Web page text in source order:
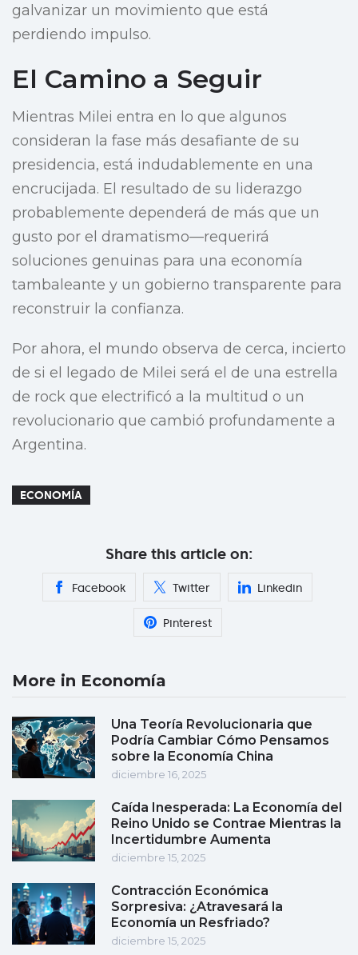
galvanizar un movimiento que está
perdiendo impulso.
El Camino a Seguir
Mientras Milei entra en lo que algunos
consideran la fase más desafiante de su
presidencia, está indudablemente en una
encrucijada. El resultado de su liderazgo
probablemente dependerá de más que un
gusto por el dramatismo—requerirá
soluciones genuinas para una economía
tambaleante y un gobierno transparente para
reconstruir la confianza.
Por ahora, el mundo observa de cerca, incierto
de si el legado de Milei será el de una estrella
de rock que electrificó a la multitud o un
revolucionario que cambió profundamente a
Argentina.
ECONOMÍA
Share this article on:
Facebook Twitter Linkedin
Pinterest
More in Economía
Una Teoría Revolucionaria que
Podría Cambiar Cómo Pensamos
sobre la Economía China
diciembre 16, 2025
Caída Inesperada: La Economía del
Reino Unido se Contrae Mientras la
Incertidumbre Aumenta
diciembre 15, 2025
Contracción Económica
Sorpresiva: ¿Atravesará la
Economía un Resfriado?
diciembre 15, 2025